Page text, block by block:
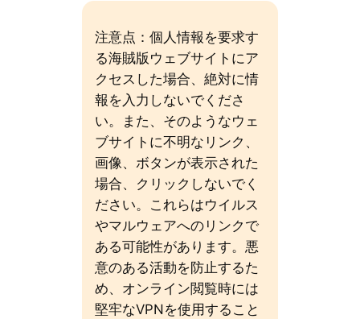
注意点：個人情報を要求す
る海賊版ウェブサイトにア
クセスした場合、絶対に情
報を入力しないでくださ
い。また、そのようなウェ
ブサイトに不明なリンク、
画像、ボタンが表示された
場合、クリックしないでく
ださい。これらはウイルス
やマルウェアへのリンクで
ある可能性があります。悪
意のある活動を防止するた
め、オンライン閲覧時には
堅牢なVPNを使用すること